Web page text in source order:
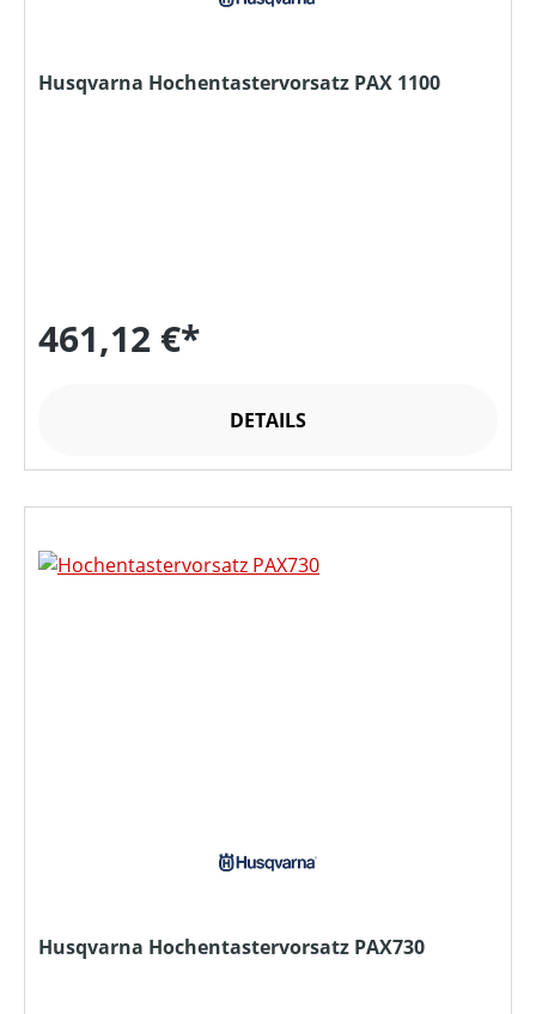
Husqvarna Hochentastervorsatz PAX 1100
461,12 €*
DETAILS
Husqvarna Hochentastervorsatz PAX730